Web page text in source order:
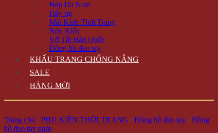
Bóp Da Nam
Dây nịt
Mắt Kính Thời Trang
Nón Kiểu
Vớ Tất Hàn Quốc
Đồng hồ đeo tay
KHẨU TRANG CHỐNG NẮNG
SALE
HÀNG MỚI
Trang chủ / PHỤ KIỆN THỜI TRANG / Đồng hồ đeo tay / Đồng
hồ đeo tay nam